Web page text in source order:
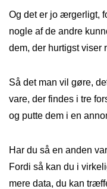
Og det er jo ærgerligt,
nogle af de andre
dem, der hurtigst viser
Så det man vil gøre,
vare, der findes i tre
og putte dem i en
Har du så en anden
Fordi så kan du i
mere data, du kan